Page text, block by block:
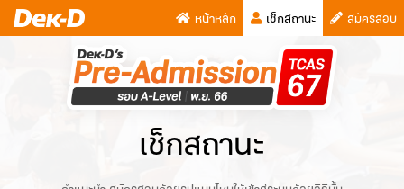
หน้าหลัก เช็กสถานะ สมัครสอบ
เช็กสถานะ